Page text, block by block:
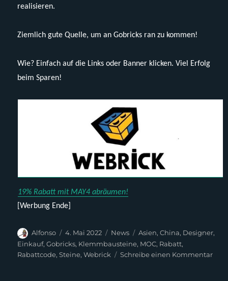
realisieren.
Ziemlich gute Quelle, um an Gobricks ran zu kommen!
Wie? Einfach auf die Links oder Banner klicken. Viel Erfolg
beim Sparen!
19% Rabatt mit MAY4 abräumen!
[Werbung Ende]
Autor
Alfonso
Veröffentlicht
am
4. Mai 2022 Kategorien
News Schlagwörter
Asien,China, Designer,
Einkauf,Gobricks, Klemmbausteine, MOC, Rabatt,
Rabattcode,Steine,Webrick Schreibe einen Kommentarzu